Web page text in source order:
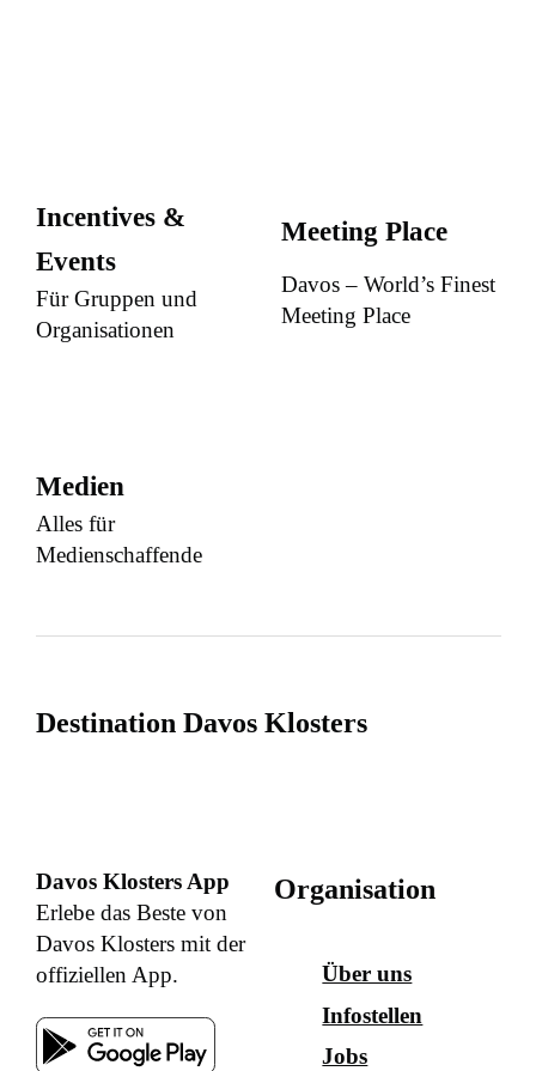
Incentives &
Events
Für Gruppen und
Organisationen
Meeting Place
Davos – World’s Finest
Meeting Place
Medien
Alles für
Medienschaffende
Destination Davos Klosters
Davos Klosters App
Erlebe das Beste von
Davos Klosters mit der
offiziellen App.
Organisation
Über uns
Infostellen
Jobs